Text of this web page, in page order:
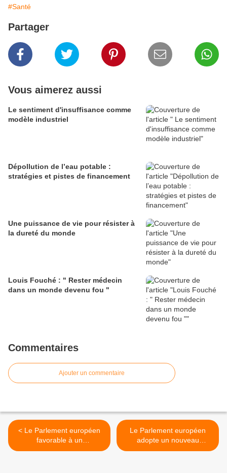
#Santé
Partager
Vous aimerez aussi
Le sentiment d'insuffisance comme
modèle industriel
Dépollution de l’eau potable :
stratégies et pistes de financement
Une puissance de vie pour résister à
la dureté du monde
Louis Fouché : " Rester médecin
dans un monde devenu fou "
Commentaires
Ajouter un commentaire
< Le Parlement européen
favorable à un
assouplissement des règles
Le Parlement européen
adopte un nouveau
règlement sur l’utilisation de